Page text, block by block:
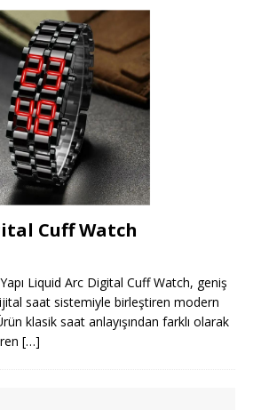
Cuff Watch
Liquid Arc Digital Cuff Watch, geniş
saat sistemiyle birleştiren modern
klasik saat anlayışından farklı olarak
[…]